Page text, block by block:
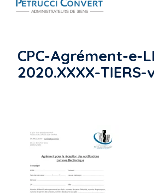
CPC-Agrément-e-
2020.XXXX-